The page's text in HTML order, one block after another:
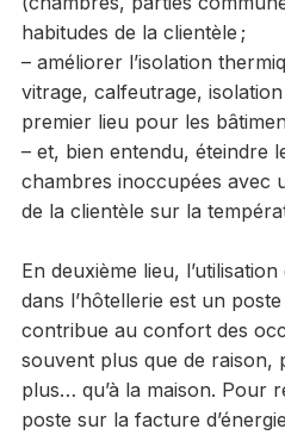
habitudes de la clientèle ;
– améliorer l’isolation
vitrage, calfeutrage,
premier lieu pour les
– et, bien entendu, éteindre
chambres inoccupées avec
de la clientèle sur la
En deuxième lieu,
dans l’hôtellerie est un
contribue au confort des
souvent plus que de raison,
plus… qu’à la maison. Pour
poste sur la facture